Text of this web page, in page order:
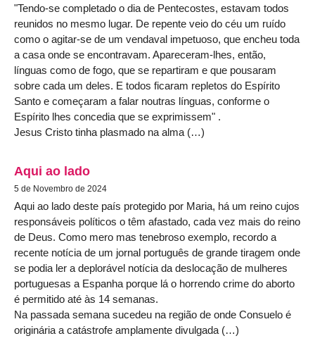
"Tendo-se completado o dia de Pentecostes, estavam todos
reunidos no mesmo lugar. De repente veio do céu um ruído
como o agitar-se de um vendaval impetuoso, que encheu toda
a casa onde se encontravam. Apareceram-lhes, então,
línguas como de fogo, que se repartiram e que pousaram
sobre cada um deles. E todos ficaram repletos do Espírito
Santo e começaram a falar noutras línguas, conforme o
Espírito lhes concedia que se exprimissem" .
Jesus Cristo tinha plasmado na alma (…)
Aqui ao lado
5 de Novembro de 2024
Aqui ao lado deste país protegido por Maria, há um reino cujos
responsáveis políticos o têm afastado, cada vez mais do reino
de Deus. Como mero mas tenebroso exemplo, recordo a
recente notícia de um jornal português de grande tiragem onde
se podia ler a deplorável notícia da deslocação de mulheres
portuguesas a Espanha porque lá o horrendo crime do aborto
é permitido até às 14 semanas.
Na passada semana sucedeu na região de onde Consuelo é
originária a catástrofe amplamente divulgada (…)